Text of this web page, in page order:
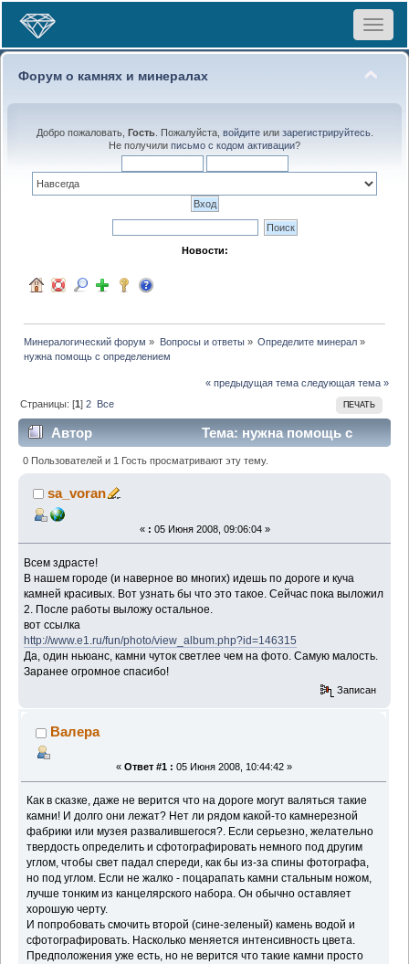
Toggle
Форум о камнях и минералах
Добро пожаловать, Гость. Пожалуйста, войдитеили зарегистрируйтесь.
Не получили письмо с кодом активации?
Новости:
Минералогический форум » Вопросы и ответы» Определите минерал»
нужна помощь с определением
« предыдущая тема следующая тема »
ПЕЧАТЬ
Страницы: [1]2 Все
Автор
Тема: нужна помощь с
определением (Прочитано 9960 раз)
0 Пользователей и 1 Гость просматривают эту тему.
sa_voran
« : 05 Июня 2008, 09:06:04 »
Всем здрасте!
В нашем городе (и наверное во многих) идешь по дороге и куча
камней красивых. Вот узнать бы что это такое. Сейчас пока выложил
2. После работы выложу остальное.
вот ссылка
http://www.e1.ru/fun/photo/view_album.php?id=146315
Да, один ньюанс, камни чуток светлее чем на фото. Самую малость.
Заранее огромное спасибо!
Записан
Валера
« Ответ #1 : 05 Июня 2008, 10:44:42 »
Как в сказке, даже не верится что на дороге могут валяться такие
камни! И долго они лежат? Нет ли рядом какой-то камнерезной
фабрики или музея развалившегося?. Если серьезно, желательно
твердость определить и сфотографировать немного под другим
углом, чтобы свет падал спереди, как бы из-за спины фотографа,
но под углом. Если не жалко - поцарапать камни стальным ножом,
лучше тонким из канцелярского набора. Он обычно оставляет
хорошую черту.
И попробовать смочить второй (сине-зеленый) камень водой и
сфотографировать. Насколько меняется интенсивность цвета.
Предположения уже есть, но не верится что такие камни просто